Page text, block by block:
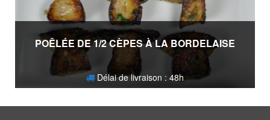
POÊLÉE DE 1/2 CÈPES À LA BORDELAISE
Délai de livraison : 48h